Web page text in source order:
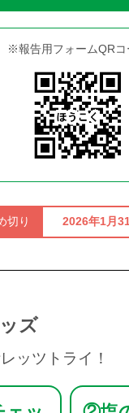
※報告用フォームQRコ
切り 2026年1月
ズ
ッツトライ！